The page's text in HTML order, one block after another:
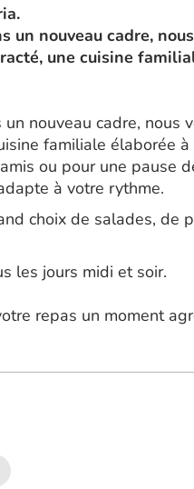
un nouveau cadre,
une cuisine
nouveau cadre, nous
familiale élaborée
ou pour une pause
à votre rythme.
choix de salades, de
les jours midi et soir.
repas un moment